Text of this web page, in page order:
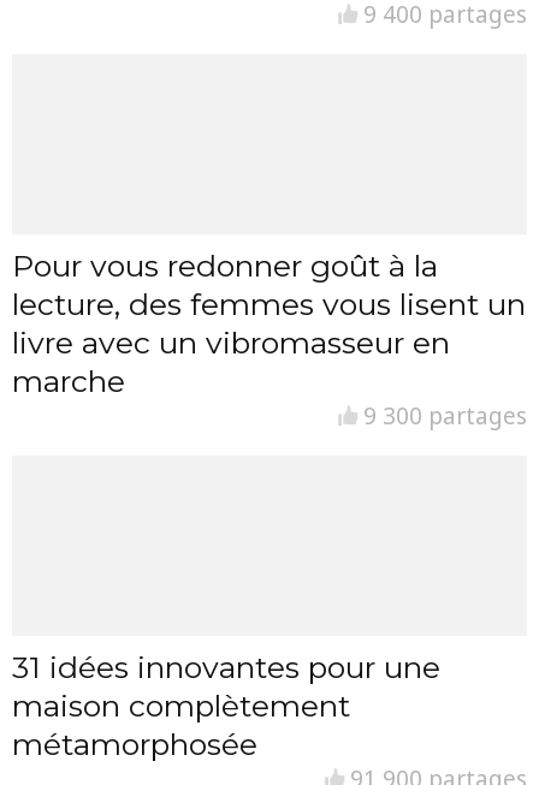
9 400 partages
Pour vous redonner goût à la
lecture, des femmes vous lisent un
livre avec un vibromasseur en
marche
9 300 partages
31 idées innovantes pour une
maison complètement
métamorphosée